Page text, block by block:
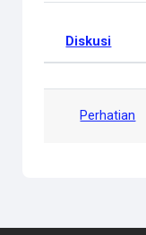
Status
Diskusi
Perhatian